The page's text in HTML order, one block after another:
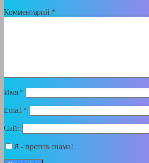
Комментарий *
Имя *
Email *
Сайт
Я - против спама!